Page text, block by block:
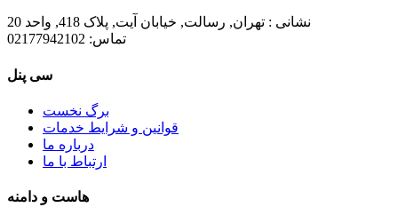
نشانی : تهران, رسالت, خیابان آیت, پلاک 418, واحد 20
تماس:
سی پنل
برگ نخست
قوانین و شرایط خدمات
درباره ما
ارتباط با ما
هاست و دامنه